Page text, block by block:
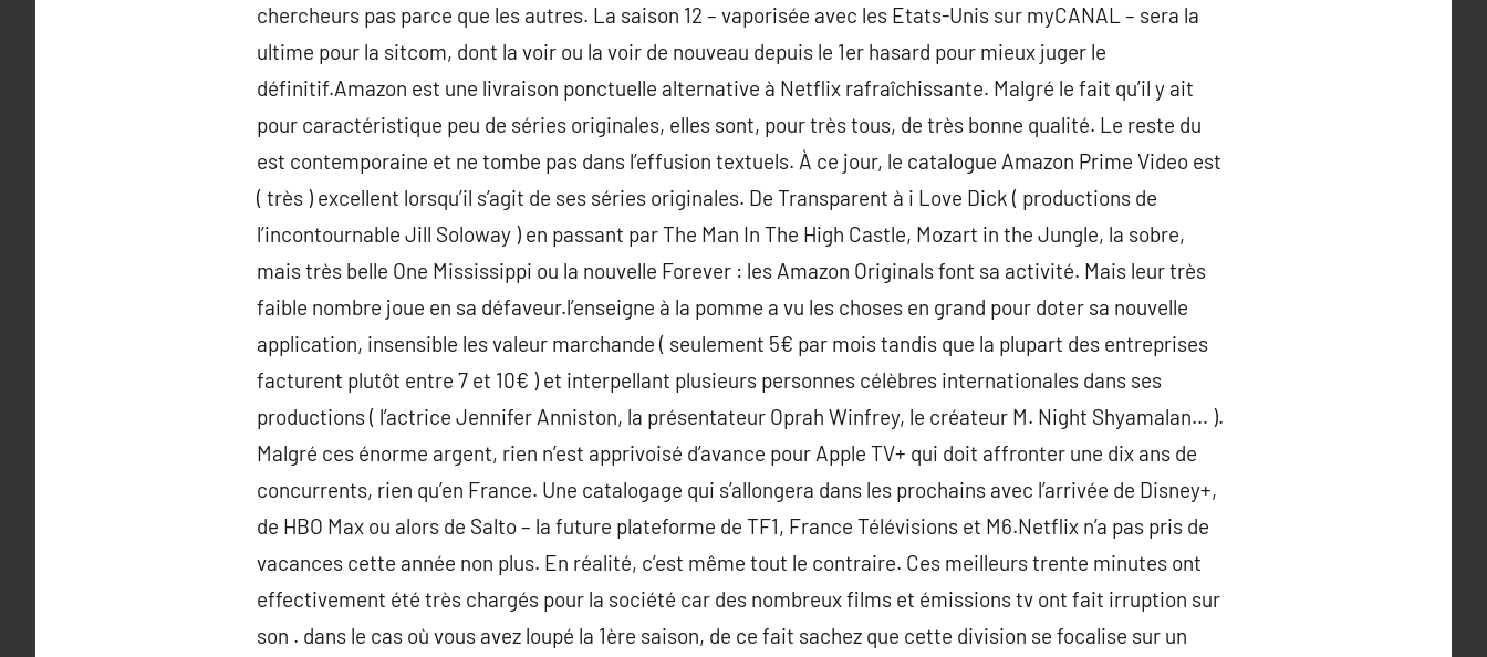
chercheurs pas parce que les autres. La saison 12 – vaporisée avec les Etats-Unis sur myCANAL – sera la
ultime pour la sitcom, dont la voir ou la voir de nouveau depuis le 1er hasard pour mieux juger le
définitif.Amazon est une livraison ponctuelle alternative à Netflix rafraîchissante. Malgré le fait qu’il y ait
pour caractéristique peu de séries originales, elles sont, pour très tous, de très bonne qualité. Le reste du
est contemporaine et ne tombe pas dans l’effusion textuels. À ce jour, le catalogue Amazon Prime Video est
( très ) excellent lorsqu’il s’agit de ses séries originales. De Transparent à i Love Dick ( productions de
l’incontournable Jill Soloway ) en passant par The Man In The High Castle, Mozart in the Jungle, la sobre,
mais très belle One Mississippi ou la nouvelle Forever : les Amazon Originals font sa activité. Mais leur très
faible nombre joue en sa défaveur.l’enseigne à la pomme a vu les choses en grand pour doter sa nouvelle
application, insensible les valeur marchande ( seulement 5€ par mois tandis que la plupart des entreprises
facturent plutôt entre 7 et 10€ ) et interpellant plusieurs personnes célèbres internationales dans ses
productions ( l’actrice Jennifer Anniston, la présentateur Oprah Winfrey, le créateur M. Night Shyamalan… ).
Malgré ces énorme argent, rien n’est apprivoisé d’avance pour Apple TV+ qui doit affronter une dix ans de
concurrents, rien qu’en France. Une catalogage qui s’allongera dans les prochains avec l’arrivée de Disney+,
de HBO Max ou alors de Salto – la future plateforme de TF1, France Télévisions et M6.Netflix n’a pas pris de
vacances cette année non plus. En réalité, c’est même tout le contraire. Ces meilleurs trente minutes ont
effectivement été très chargés pour la société car des nombreux films et émissions tv ont fait irruption sur
son . dans le cas où vous avez loupé la 1ère saison, de ce fait sachez que cette division se focalise sur un